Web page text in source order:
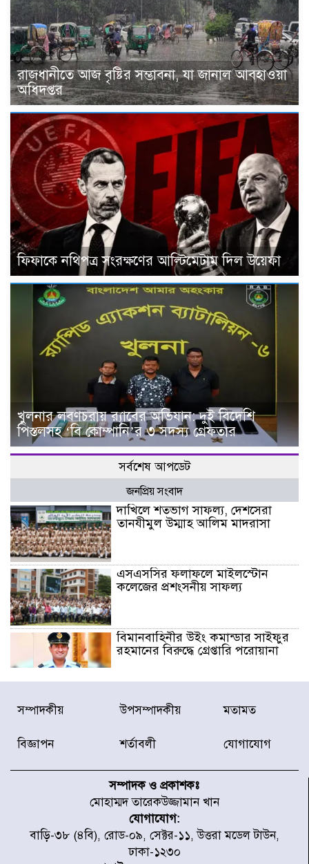
রাজধানীতে আজ বৃষ্টির সম্ভাবনা, যা জানাল আবহাওয়া
অধিদপ্তর
ফিফাকে নথিপত্র সংরক্ষণের আল্টিমেটাম দিল উয়েফা
খুলনার লবণচরায় র‍্যাবের অভিযান: দুই বিদেশি
পিস্তলসহ ‘বি কোম্পানি’র ৩ সদস্য গ্রেফতার
সর্বশেষ আপডেট
জনপ্রিয় সংবাদ
দাখিলে শতভাগ সাফল্য, দেশসেরা
তানযীমুল উম্মাহ আলিম মাদরাসা
এসএসসির ফলাফলে মাইলস্টোন
কলেজের প্রশংসনীয় সাফল্য
বিমানবাহিনীর উইং কমান্ডার সাইফুর
রহমানের বিরুদ্ধে গ্রেপ্তারি পরোয়ানা
রাষ্ট্রপতি পদে হতে যাচ্ছে ভোট,
ইতিহাসে দ্বিতীয়বার
প্রার্থী কর্নেল অলি আহমদ
ডিএনসিসির সঙ্গে সমন্বয়ে পরিচ্ছন্নতার
নতুন উদ্যোগ নিকুঞ্জ-টানপাড়ায়
সম্পাদকীয় উপসম্পাদকীয় মতামত
বিজ্ঞাপন শর্তাবলী যোগাযোগ
সম্পাদক ও প্রকাশকঃ
মোহাম্মদ তারেকউজ্জামান খান
যোগাযোগ:
বাড়ি-৩৮ (৪বি), রোড-০৯, সেক্টর-১১, উত্তরা মডেল টাউন,
ঢাকা-১২৩০